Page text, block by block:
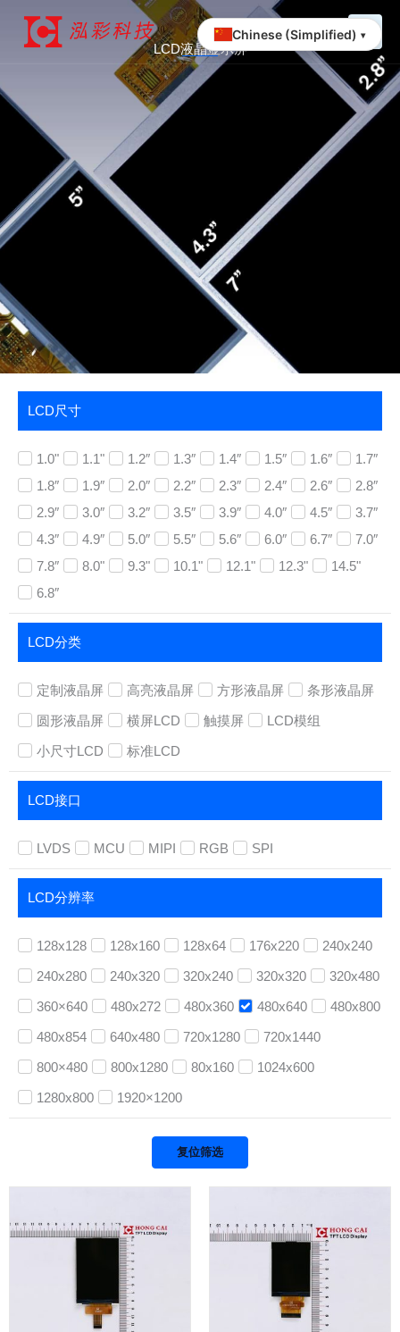
LCD液晶显示屏
LCD尺寸
1.0" 1.1" 1.2″ 1.3″ 1.4″ 1.5″ 1.6″
1.7″
1.8″
1.9″ 2.0″ 2.2″ 2.3″ 2.4″ 2.6″
2.8″
2.9″
3.0″ 3.2″ 3.5″ 3.9″ 4.0″ 4.5″
3.7″
4.3″
4.9″ 5.0″ 5.5″ 5.6″ 6.0″ 6.7″
7.0″
7.8″
8.0" 9.3" 10.1" 12.1" 12.3"
14.5"
6.8″
LCD分类
定制液晶屏 高亮液晶屏 方形液晶屏 条形液晶屏
圆形液晶屏 横屏LCD 触摸屏 LCD模组
小尺寸LCD 标准LCD
LCD接口
LVDS MCU MIPI RGB SPI
LCD分辨率
128x128 128x160 128x64 176x220 240x240
240x280 240x320 320x240 320x320 320x480
360×640 480x272 480x360 480x640 480x800
480x854 640x480 720x1280 720x1440
800×480 800x1280 80x160 1024x600
1280x800 1920×1200
复位筛选
Chinese (Simplified) ▾